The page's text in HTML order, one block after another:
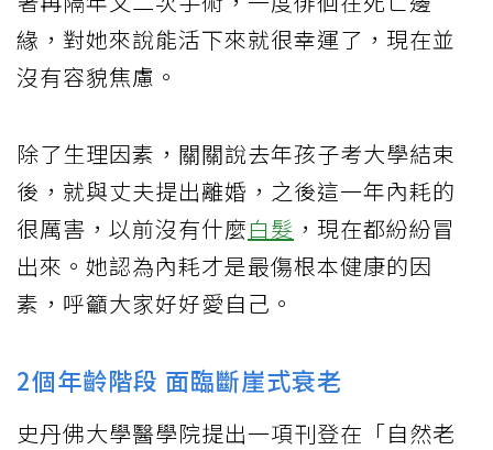
緣，對她來說能活下來就很幸運了，現在並
沒有容貌焦慮。
除了生理因素，關關說去年孩子考大學結束
後，就與丈夫提出離婚，之後這一年內耗的
很厲害，以前沒有什麼白髮 ，現在都紛紛冒
出來。她認為內耗才是最傷根本健康的因
素，呼籲大家好好愛自己。
2個年齡階段 面臨斷崖式衰老
史丹佛大學醫學院提出一項刊登在「自然老